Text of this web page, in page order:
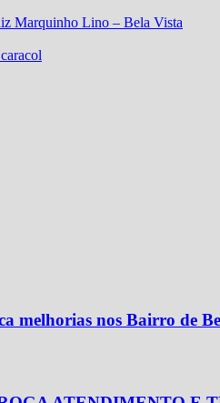
Marquinho Lino – Bela Vista
melhorias nos Bairro de